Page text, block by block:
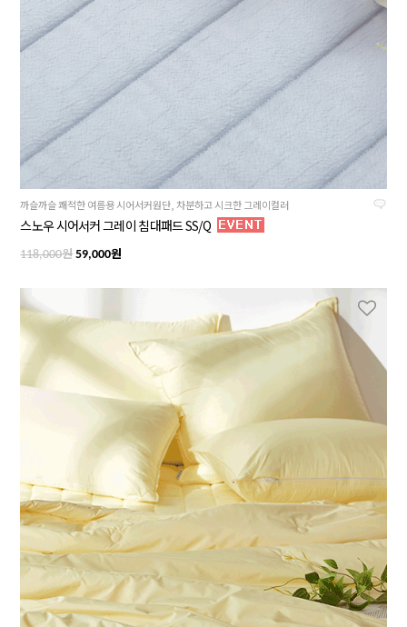
까슬까슬 쾌적한 여름용 시어서커원단, 차분하고 시크한 그레이컬러
스노우 시어서커 그레이 침대패드 SS/Q
118,000원59,000원